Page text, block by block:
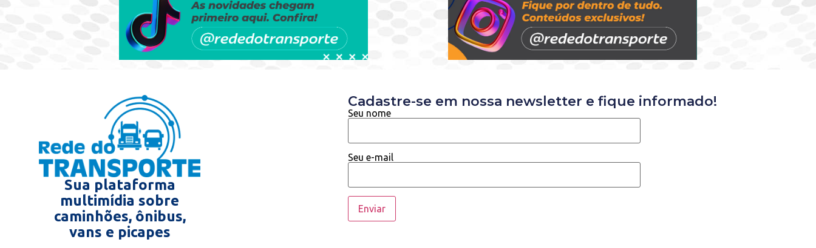
Sua plataforma
multimídia sobre
caminhões, ônibus,
vans e picapes
Cadastre-se em nossa newsletter e fique informado!
Seu nome
Seu e-mail